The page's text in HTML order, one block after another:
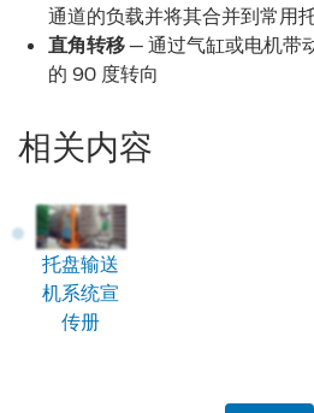
通道的负载并将其合并到常用
直角转移— 通过气缸或电机带
的 90 度转向
相关内容
托盘输送
机系统宣
传册